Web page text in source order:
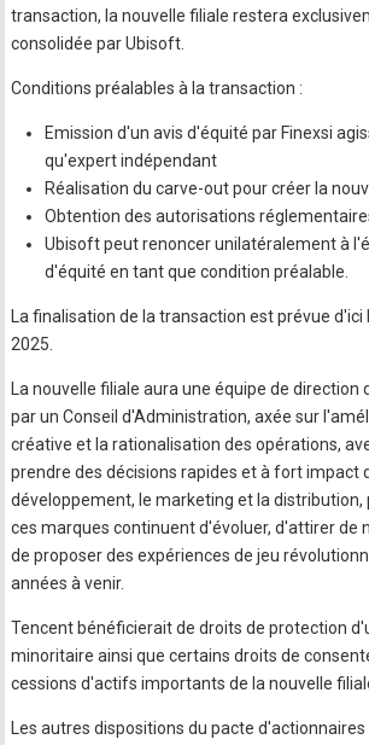
transaction, la nouvelle filiale restera
consolidée par Ubisoft.
Conditions préalables à la transaction :
Emission d'un avis d'équité par Finexsi
qu'expert indépendant
Réalisation du carve-out pour créer la
Obtention des autorisations
Ubisoft peut renoncer unilatéralement à
d'équité en tant que condition préalable.
La finalisation de la transaction est prévue d'ici
2025.
La nouvelle filiale aura une équipe de direction
par un Conseil d'Administration, axée sur
créative et la rationalisation des opérations,
prendre des décisions rapides et à fort impact
développement, le marketing et la distribution,
ces marques continuent d'évoluer, d'attirer de
de proposer des expériences de jeu
années à venir.
Tencent bénéficierait de droits de protection
minoritaire ainsi que certains droits de
cessions d'actifs importants de la nouvelle
Les autres dispositions du pacte